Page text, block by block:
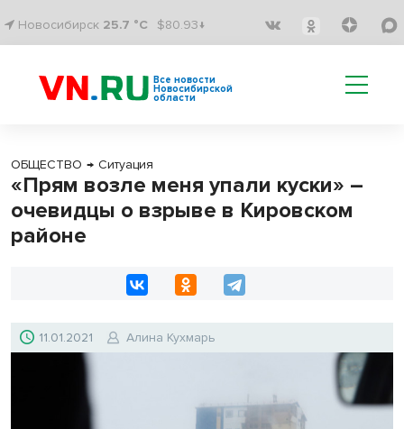
Новосибирск 25.7 °C $80.93↓
Все новости
Новосибирской
области
ОБЩЕСТВО → Ситуация
«Прям возле меня упали куски» –
очевидцы о взрыве в Кировском
районе
11.01.2021 Алина Кухмарь